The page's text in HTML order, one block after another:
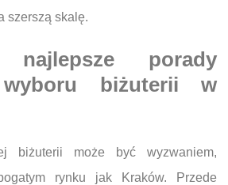
szerszą skalę.
porady
wyboru biżuterii w
biżuterii może być wyzwaniem,
rynku jak Kraków. Przede